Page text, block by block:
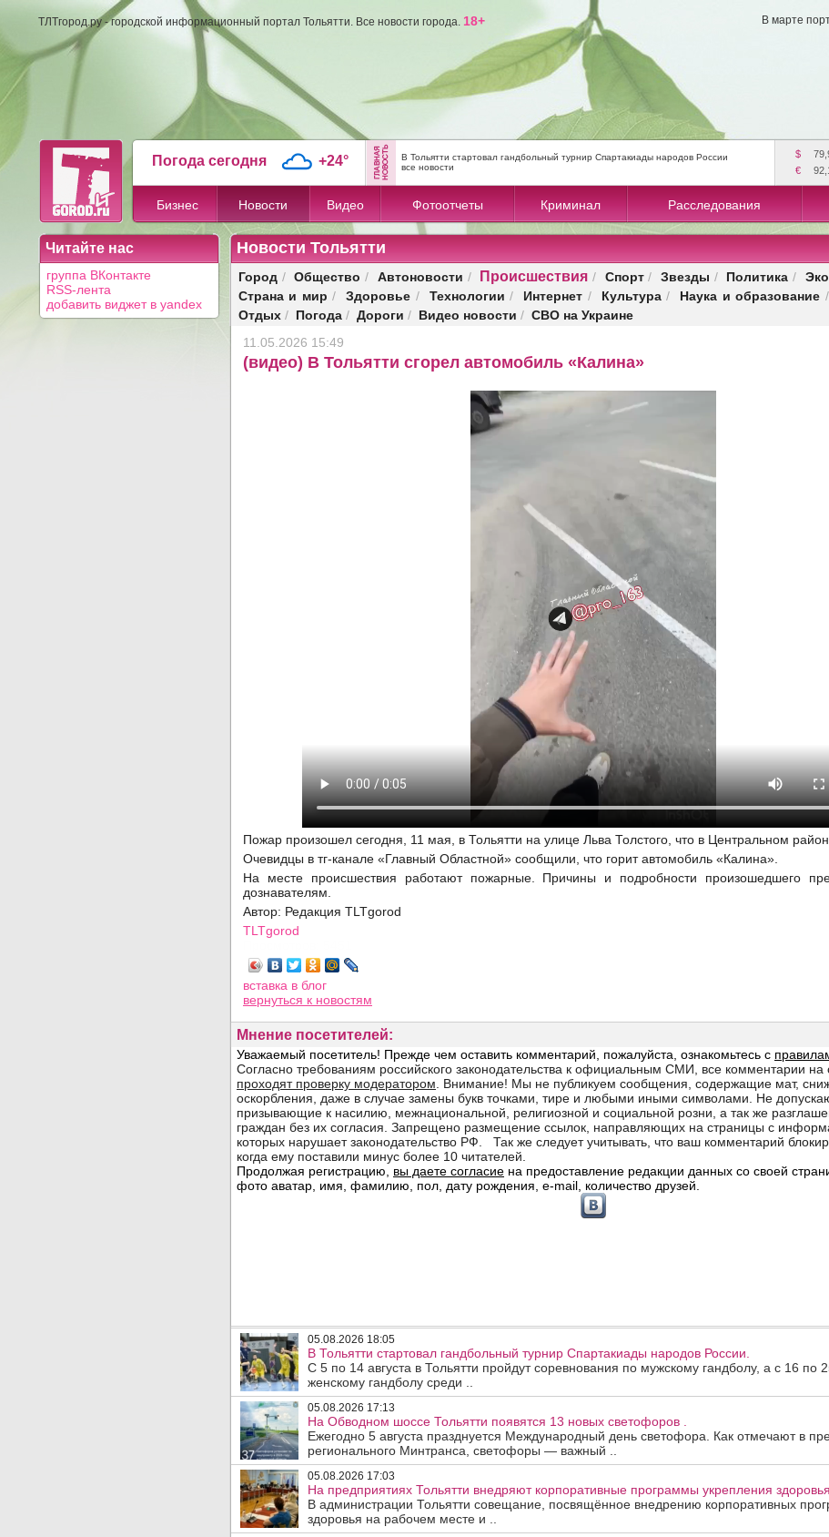
ТЛТгород.ру - городской информационный портал Тольятти. Все новости города. 18+ В марте
Погода сегодня +24°
В Тольятти стартовал гандбольный турнир Спартакиады народов России
все новости
$
€
Бизнес Новости Видео Фотоотчеты Криминал Расследования
Читайте нас
группа ВКонтакте
RSS-лента
добавить виджет в yandex
Новости Тольятти
Город / Общество / Автоновости / Происшествия / Спорт/ Звезды / Политика /
Страна и мир / Здоровье / Технологии / Интернет / Культура/ Наука и образование /
Отдых / Погода / Дороги / Видео новости / СВО на Украине
11.05.2026 15:49
(видео) В Тольятти сгорел автомобиль «Калина»
Пожар произошел сегодня, 11 мая, в Тольятти на улице Льва Толстого, что в Центральном
Очевидцы в тг-канале «Главный Областной» сообщили, что горит автомобиль «Калина».
На месте происшествия работают пожарные. Причины и подробности произошедшего
дознавателям.
Автор: Редакция TLTgorod
TLTgorod
вставка в блог
вернуться к новостям
Мнение посетителей:
05.08.2026 18:05
В Тольятти стартовал гандбольный турнир Спартакиады народов России.
С 5 по 14 августа в Тольятти пройдут соревнования по мужскому гандболу, а с 16 по
женскому гандболу среди ..
05.08.2026 17:13
На Обводном шоссе Тольятти появятся 13 новых светофоров .
Ежегодно 5 августа празднуется Международный день светофора. Как отмечают в
регионального Минтранса, светофоры — важный ..
05.08.2026 17:03
На предприятиях Тольятти внедряют корпоративные программы укрепления здоровья
В администрации Тольятти совещание, посвящённое внедрению корпоративных
здоровья на рабочем месте и ..